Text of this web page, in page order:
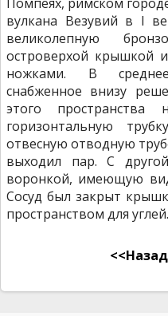
Помпеях, римском
вулкана Везувий в I
великолепную
островерхой крышкой
ножками. В
снабженное внизу
этого пространства
горизонтальную
отвесную отводную
выходил пар. С
воронкой, имеющую
Сосуд был закрыт
пространством для углей.
<<Назад